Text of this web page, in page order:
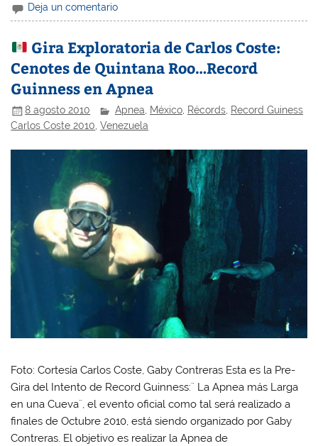
Deja un comentario
Gira Exploratoria de Carlos Coste:
Cenotes de Quintana Roo…Record
Guinness en Apnea
8 agosto 2010 Apnea, México, Récords, Record Guiness
Carlos Coste 2010 ,Venezuela
Foto: Cortesía Carlos Coste, Gaby Contreras Esta es la Pre-
Gira del Intento de Record Guinness:¨ La Apnea más Larga
en una Cueva¨, el evento oficial como tal será realizado a
finales de Octubre 2010, está siendo organizado por Gaby
Contreras. El objetivo es realizar la Apnea de